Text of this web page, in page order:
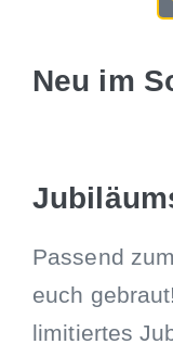
Neu im
Passend
euch
limitiertes